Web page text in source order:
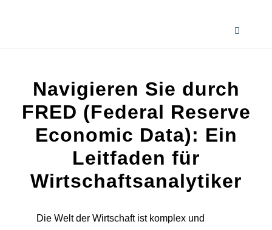
Toggle
Wissenswertes
Smart AI Tool Selector
Verzeichnis
Navigieren Sie durch
FRED (Federal Reserve
Economic Data): Ein
Leitfaden für
Wirtschaftsanalytiker
Die Welt der Wirtschaft ist komplex und